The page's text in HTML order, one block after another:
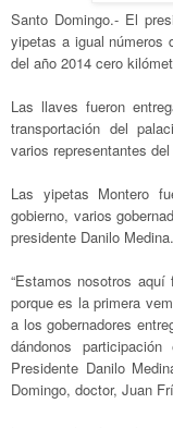
Santo Domingo.- El
yipetas a igual números
del año 2014 cero
Las llaves fueron
transportación del
varios representantes
Las yipetas Montero
gobierno, varios
presidente Danilo Medina.
“Estamos nosotros
porque es la primera
a los gobernadores
dándonos
Presidente Danilo
Domingo, doctor, Juan